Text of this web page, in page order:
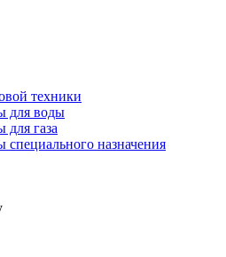
техники
для воды
газа
назначения